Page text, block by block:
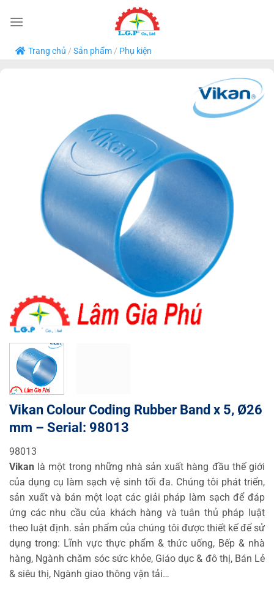
qua
dung
Trang chủ / Sản phẩm/ Phụ kiện
Vikan Colour Coding Rubber Band x 5, Ø26
mm – Serial: 98013
98013
Vikan là một trong những nhà sản xuất hàng đầu thế giới
của dụng cụ làm sạch vệ sinh tối đa. Chúng tôi phát triển,
sản xuất và bán một loạt các giải pháp làm sạch để đáp
ứng các nhu cầu của khách hàng và tuân thủ pháp luật
theo luật định. sản phẩm của chúng tôi được thiết kế để sử
dụng trong: Lĩnh vực thực phẩm & thức uống, Bếp & nhà
hàng, Ngành chăm sóc sức khỏe, Giáo dục & đô thị, Bán Lẻ
& siêu thị, Ngành giao thông vận tải…